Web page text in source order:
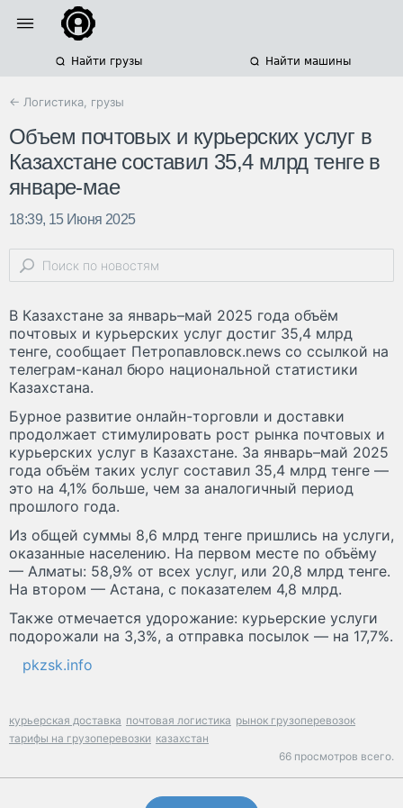
Найти грузы Найти машины
← Логистика, грузы
Объем почтовых и курьерских услуг в
Казахстане составил 35,4 млрд тенге в
январе-мае
18:39, 15 Июня 2025
В Казахстане за январь–май 2025 года объём
почтовых и курьерских услуг достиг 35,4 млрд
тенге, сообщает Петропавловск.news со ссылкой на
телеграм-канал бюро национальной статистики
Казахстана.
Бурное развитие онлайн-торговли и доставки
продолжает стимулировать рост рынка почтовых и
курьерских услуг в Казахстане. За январь–май 2025
года объём таких услуг составил 35,4 млрд тенге —
это на 4,1% больше, чем за аналогичный период
прошлого года.
Из общей суммы 8,6 млрд тенге пришлись на услуги,
оказанные населению. На первом месте по объёму
— Алматы: 58,9% от всех услуг, или 20,8 млрд тенге.
На втором — Астана, с показателем 4,8 млрд.
Также отмечается удорожание: курьерские услуги
подорожали на 3,3%, а отправка посылок — на 17,7%.
pkzsk.info
курьерская доставка почтовая логистика рынок грузоперевозок
тарифы на грузоперевозки казахстан
66 просмотров всего.